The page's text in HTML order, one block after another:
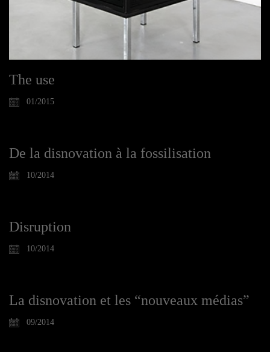
The use
01/2015
De la disnovation à la fossilisation
10/2014
Disruption
10/2014
La disnovation et les “nouveaux médias”
09/2014